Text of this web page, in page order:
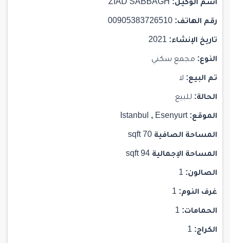
اسم الوكيل:
رقم الهاتف:
تاريخ الإنشاء:
النوع: مجمع سكني
تم البيع:
الحالة:
الموقع: Istanbul , Esenyurt
المساحة الصافية
المساحة الإجمالية
الصالون:
غرف النوم:
الحمامات:
الكراج: